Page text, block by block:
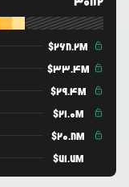
$268.2M
$33.4M
$29.4M
$21.0M
$20.8M
$71.7M